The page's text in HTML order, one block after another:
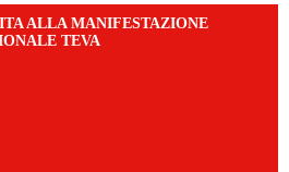
ALLA MANIFESTAZIONE
TEVA